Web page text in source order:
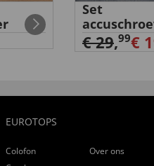
Set
€ 29,99€
EUROTOPS
Colofon Over ons